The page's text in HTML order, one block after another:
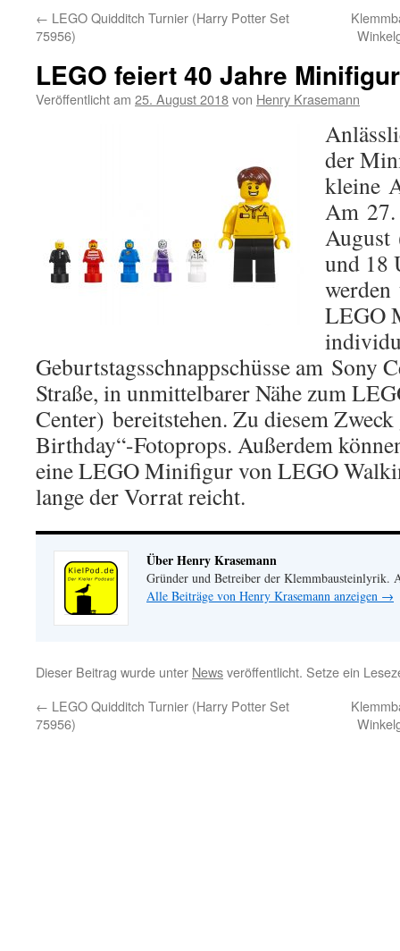
← LEGO Quidditch Turnier (Harry Potter Set
75956)
LEGO feiert 40 Jahre
Veröffentlicht am 25. August 2018von Henry Krasemann
der
kleine
Am 27.
August
und 18
werden
LEGO
Geburtstagsschnappschüsse am Sony
Straße, in unmittelbarer Nähe zum
Center) bereitstehen. Zu diesem
Birthday“-Fotoprops. Außerdem
eine LEGO Minifigur von LEGO
lange der Vorrat reicht.
Über Henry Krasemann
Gründer und Betreiber der Klemmbausteinlyrik.
Alle Beiträge von Henry Krasemann anzeigen →
Dieser Beitrag wurde unter Newsveröffentlicht. Setze ein
← LEGO Quidditch Turnier (Harry Potter Set
75956)